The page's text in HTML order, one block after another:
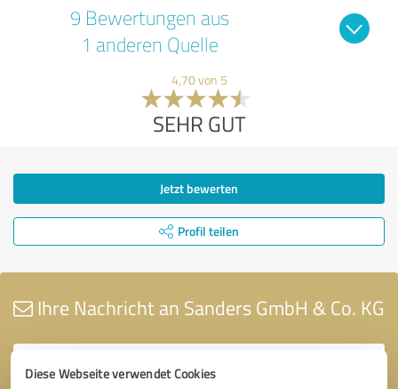
Diese Webseite verwendet Cookies
9 Bewertungen aus
1 anderen Quelle
4,70 von 5
SEHR GUT
Jetzt bewerten
Profil teilen
Ihre Nachricht an Sanders GmbH & Co. KG